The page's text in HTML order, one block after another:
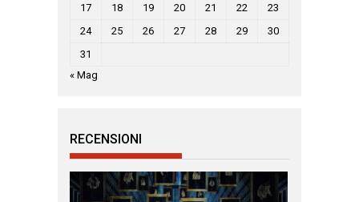
17
18 19 20 21 22
23
24
25 26 27 28 29
30
31
« Mag
RECENSIONI